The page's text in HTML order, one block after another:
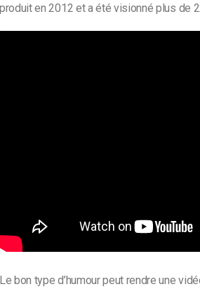
produit en 2012 et a été visionné plus de
Le bon type d’humour peut rendre une